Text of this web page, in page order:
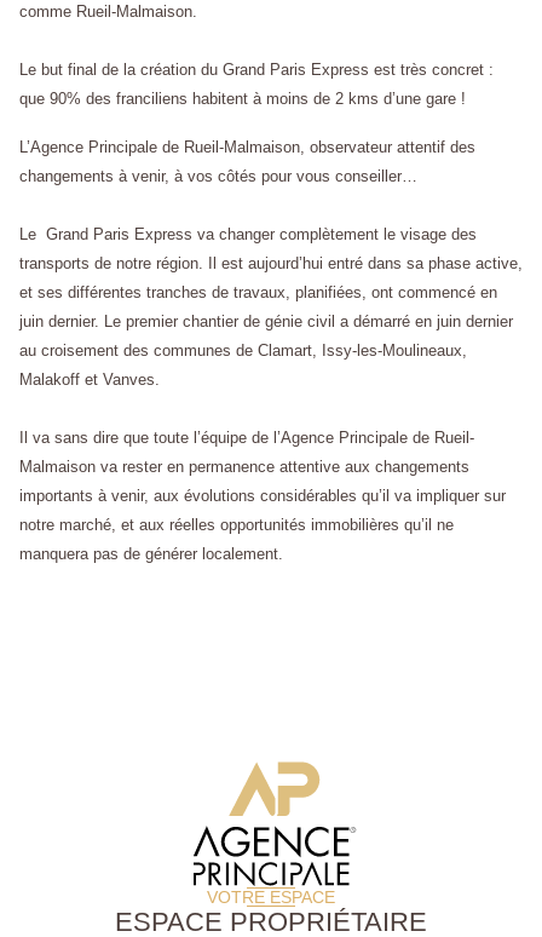
comme Rueil-Malmaison.
Le but final de la création du Grand Paris Express est très concret :
que 90% des franciliens habitent à moins de 2 kms d’une gare !
L’Agence Principale de Rueil-Malmaison, observateur attentif des
changements à venir, à vos côtés pour vous conseiller…
Le Grand Paris Express va changer complètement le visage des
transports de notre région. Il est aujourd’hui entré dans sa phase active,
et ses différentes tranches de travaux, planifiées, ont commencé en
juin dernier. Le premier chantier de génie civil a démarré en juin dernier
au croisement des communes de Clamart, Issy-les-Moulineaux,
Malakoff et Vanves.
Il va sans dire que toute l’équipe de l’Agence Principale de Rueil-
Malmaison va rester en permanence attentive aux changements
importants à venir, aux évolutions considérables qu’il va impliquer sur
notre marché, et aux réelles opportunités immobilières qu’il ne
manquera pas de générer localement.
VOTRE ESPACE
ESPACE PROPRIÉTAIRE